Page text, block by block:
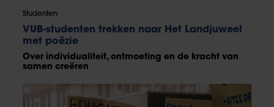
Studenten
VUB-studenten trekken naar Het Landjuweel
met poëzie
Over individualiteit, ontmoeting en de kracht van
samen creëren